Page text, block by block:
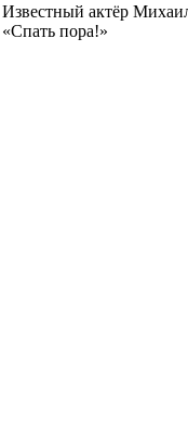
Известный актёр
«Спать пора!»